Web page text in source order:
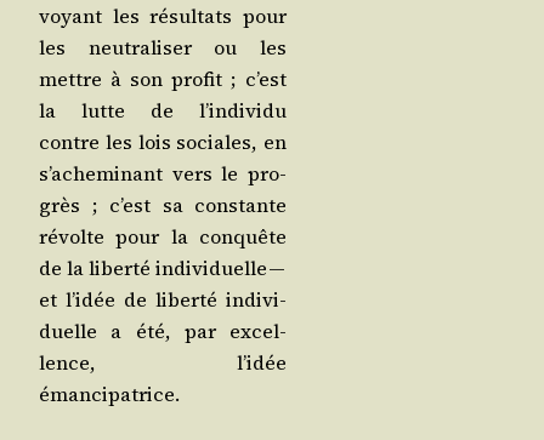
voyant les résul­tats pour
les neu­tra­li­ser ou les
mettre à son pro­fit ; c’est
la lutte de l’in­di­vi­du
contre les lois sociales, en
s’a­che­mi­nant vers le pro­
grès ; c’est sa constante
révolte pour la conquête
de la liber­té indi­vi­duelle —
et l’i­dée de liber­té indi­vi­
duelle a été, par excel­
lence, l’i­dée
émancipatrice.